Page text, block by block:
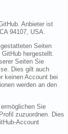
Anbieter ist
94107, USA.
Seiten
hergestellt.
Seiten Sie
Dies gilt auch
keinen Account bei
werden an den
Sie
zuzuordnen. Dies
Account